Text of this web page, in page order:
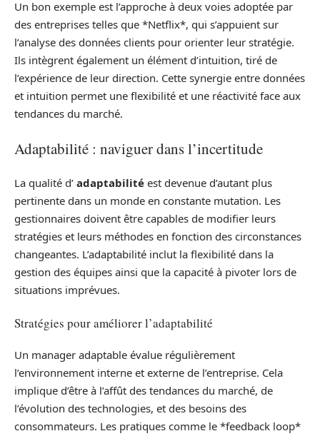
Un bon exemple est l’approche à deux voies adoptée par
des entreprises telles que *Netflix*, qui s’appuient sur
l’analyse des données clients pour orienter leur stratégie.
Ils intègrent également un élément d’intuition, tiré de
l’expérience de leur direction. Cette synergie entre données
et intuition permet une flexibilité et une réactivité face aux
tendances du marché.
Adaptabilité : naviguer dans l’incertitude
La qualité d’ adaptabilité est devenue d’autant plus
pertinente dans un monde en constante mutation. Les
gestionnaires doivent être capables de modifier leurs
stratégies et leurs méthodes en fonction des circonstances
changeantes. L’adaptabilité inclut la flexibilité dans la
gestion des équipes ainsi que la capacité à pivoter lors de
situations imprévues.
Stratégies pour améliorer l’adaptabilité
Un manager adaptable évalue régulièrement
l’environnement interne et externe de l’entreprise. Cela
implique d’être à l’affût des tendances du marché, de
l’évolution des technologies, et des besoins des
consommateurs. Les pratiques comme le *feedback loop*